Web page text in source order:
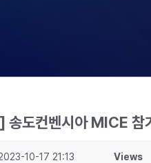
도컨벤시아 MICE 참
10-17 21:13 Views